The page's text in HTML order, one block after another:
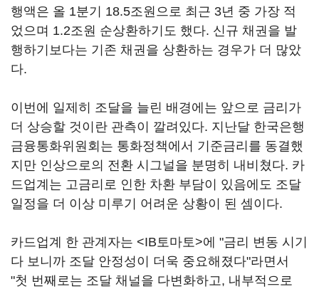
행액은 올 1분기 18.5조원으로 최근 3년 중 가장 적
었으며 1.2조원 순상환하기도 했다. 신규 채권을 발
행하기보다는 기존 채권을 상환하는 경우가 더 많았
다.
이번에 일제히 조달을 늘린 배경에는 앞으로 금리가
더 상승할 것이란 관측이 깔려있다. 지난달 한국은행
금융통화위원회는 통화정책에서 기준금리를 동결했
지만 인상으로의 전환 시그널을 분명히 내비쳤다. 카
드업계는 고금리로 인한 차환 부담이 있음에도 조달
일정을 더 이상 미루기 어려운 상황이 된 셈이다.
카드업계 한 관계자는 <IB토마토>에 "금리 변동 시기
다 보니까 조달 안정성이 더욱 중요해졌다"라면서
"첫 번째로는 조달 채널을 다변화하고, 내부적으로